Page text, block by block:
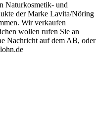
Naturkosmetik- und
der Marke Lavita/Nöring
Wir verkaufen
wollen rufen Sie an
Nachricht auf dem AB, oder